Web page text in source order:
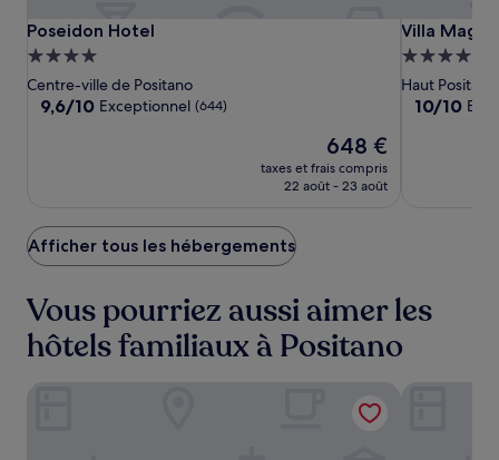
Poseidon
Hotel
Poseidon
Hotel
Poseidon Hotel
Poseidon Hotel
Hébergement
4.0 étoiles
Centre-ville de Positano
9.6
9,6/10 Exceptionnel (644)
Le
nouveau
prix
648 €
taxes et frais compris
22 août - 23 août
Villa
Magia
Villa Magia
Villa Magia
5.0 étoiles
Haut Positano
10.0
10/10
Afficher tous les hébergements
Vous pourriez aussi aimer les
hôtels familiaux à Positano
Miramare Villa Rosa